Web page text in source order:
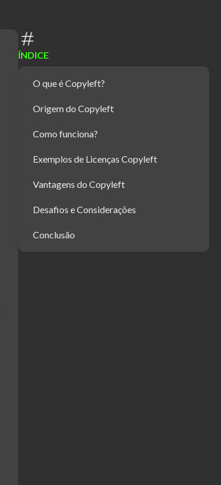
ÍNDICE
O que é Copyleft?
Origem do Copyleft
Como funciona?
Exemplos de Licenças Copyleft
Vantagens do Copyleft
Desafios e Considerações
Conclusão